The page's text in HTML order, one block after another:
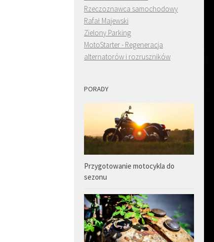
Rzeczoznawca samochodowy
Rafał Majewski
Zielony Parking
MotoStarter - Regeneracja
alternatorów i rozruszników
PORADY
Przygotowanie motocykla do
sezonu